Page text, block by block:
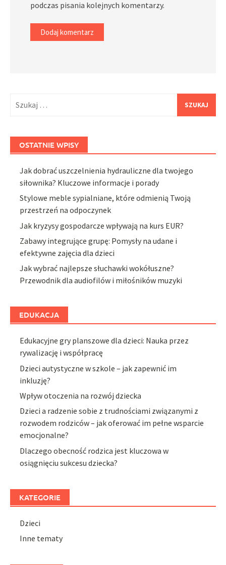
podczas pisania kolejnych komentarzy.
OSTATNIE WPISY
Jak dobrać uszczelnienia hydrauliczne dla twojego
siłownika? Kluczowe informacje i porady
Stylowe meble sypialniane, które odmienią Twoją
przestrzeń na odpoczynek
Jak kryzysy gospodarcze wpływają na kurs EUR?
Zabawy integrujące grupę: Pomysły na udane i
efektywne zajęcia dla dzieci
Jak wybrać najlepsze słuchawki wokółuszne?
Przewodnik dla audiofilów i miłośników muzyki
EDUKACJA
Edukacyjne gry planszowe dla dzieci: Nauka przez
rywalizację i współpracę
Dzieci autystyczne w szkole – jak zapewnić im
inkluzję?
Wpływ otoczenia na rozwój dziecka
Dzieci a radzenie sobie z trudnościami związanymi z
rozwodem rodziców – jak oferować im pełne wsparcie
emocjonalne?
Dlaczego obecność rodzica jest kluczowa w
osiągnięciu sukcesu dziecka?
KATEGORIE
Dzieci
Inne tematy